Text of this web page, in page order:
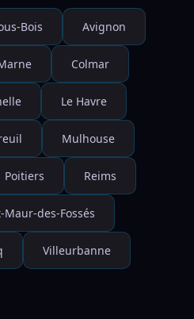
Bois Avignon
Colmar
Le Havre
Mulhouse
Poitiers Reims
Maur-des-Fossés
Villeurbanne